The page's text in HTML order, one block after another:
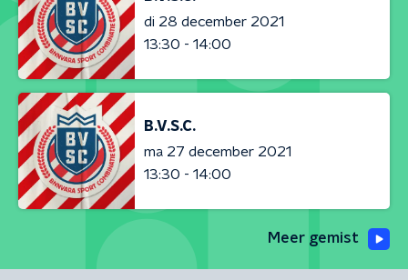
di 28 december 2021
13:30 - 14:00
B.V.S.C.
ma 27 december 2021
13:30 - 14:00
Meer gemist